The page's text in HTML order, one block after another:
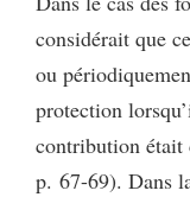
considérait que
ou
protection
contribution était
p. 67-69). Dans